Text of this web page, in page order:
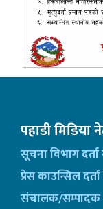
पहाडी मिडिया
सूचना विभाग
प्रेस काउन्सिल
संचालक/सम्पादक